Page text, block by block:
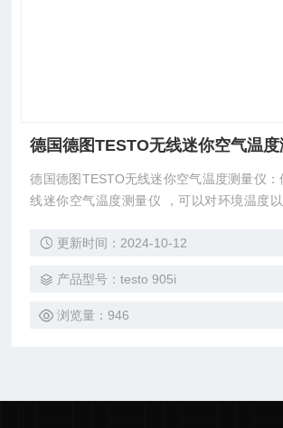
德国德图TESTO无线迷你空气温
德国德图TESTO无线迷你空气温度测量仪
线迷你空气温度测量仪 ，可以对环境温度以
优化，具有的易操作性。
更新时间：2024-10-12
产品型号：testo 905i
浏览量：946